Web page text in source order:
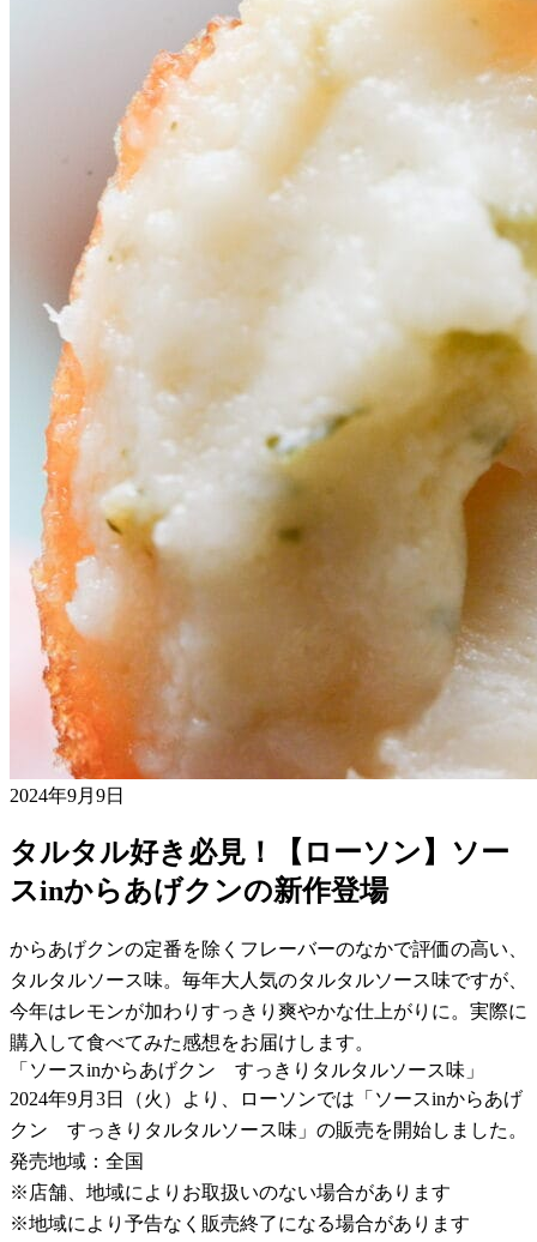
2024年9月9日
タルタル好き必見！【ローソン】ソー
スinからあげクンの新作登場
からあげクンの定番を除くフレーバーのなかで評価の高い、
タルタルソース味。毎年大人気のタルタルソース味ですが、
今年はレモンが加わりすっきり爽やかな仕上がりに。実際に
購入して食べてみた感想をお届けします。
「ソースinからあげクン すっきりタルタルソース味」
2024年9月3日（火）より、ローソンでは「ソースinからあげ
クン すっきりタルタルソース味」の販売を開始しました。
発売地域：全国
※店舗、地域によりお取扱いのない場合があります
※地域により予告なく販売終了になる場合があります